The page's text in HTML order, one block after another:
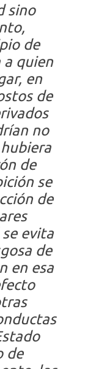
sino
de
a quien
en
de
no
de
se
de
evita
de
en esa
de